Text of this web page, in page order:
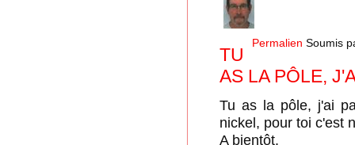
Permalien Soumis
TU
AS LA PÔLE,
Tu as la pôle, j'ai
nickel, pour toi c'est
A bientôt.